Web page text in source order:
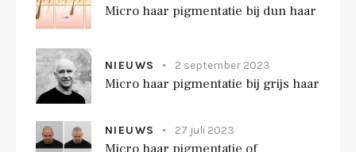
Micro haar pigmentatie bij dun haar
NIEUWS 2 september 2023
Micro haar pigmentatie bij grijs haar
NIEUWS 27 juli 2023